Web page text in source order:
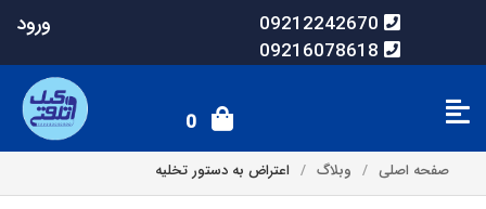
09212242670
09216078618
ورود
0
صفحه اصلی وبلاگ اعتراض به دستور تخلیه